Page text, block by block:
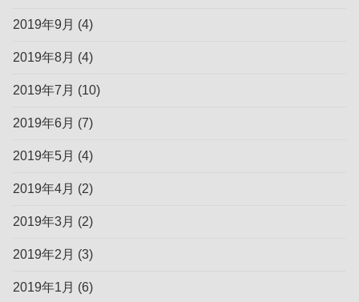
2019年9月 (4)
2019年8月 (4)
2019年7月 (10)
2019年6月 (7)
2019年5月 (4)
2019年4月 (2)
2019年3月 (2)
2019年2月 (3)
2019年1月 (6)